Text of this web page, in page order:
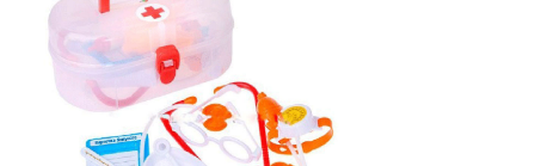
Сотрудничество
Имя пользователя (логин)